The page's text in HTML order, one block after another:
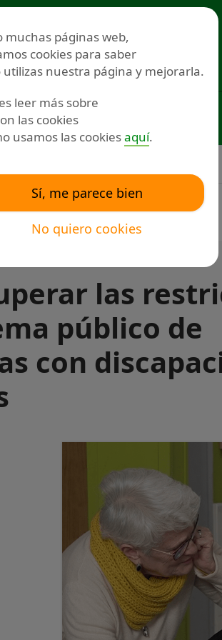
Redes sociales
Voluntariado
Noticias
las
público de
con
muchas páginas web,
cookies para saber
utilizas nuestra página y mejorarla.
leer más sobre
las cookies
usamos las cookiesaquí.
Sí, me parece bien
No quiero cookies